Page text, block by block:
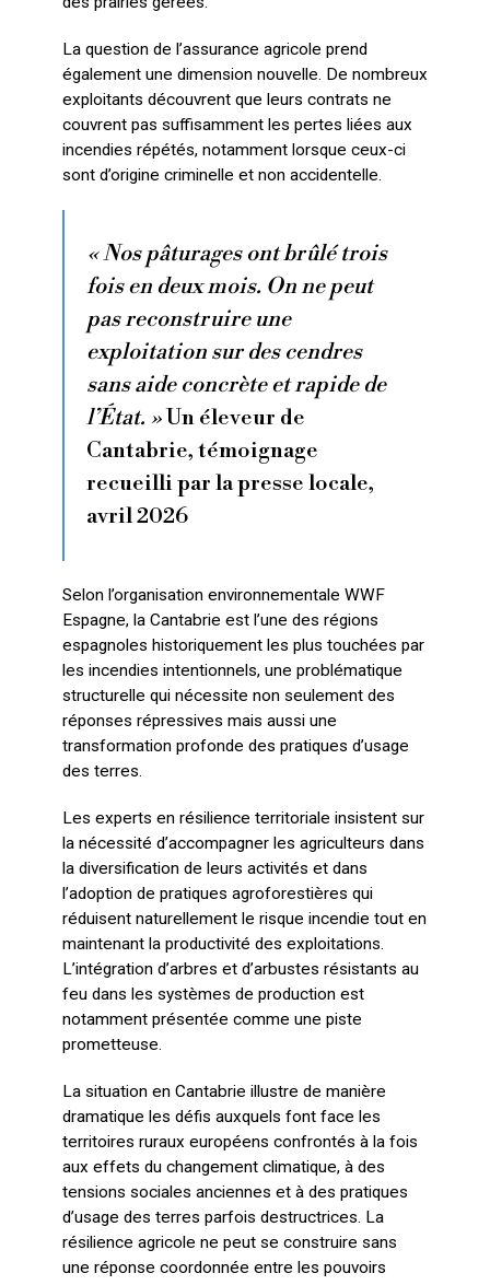
La question de l’assurance agricole prend
également une dimension nouvelle. De nombreux
exploitants découvrent que leurs contrats ne
couvrent pas suffisamment les pertes liées aux
incendies répétés, notamment lorsque ceux-ci
sont d’origine criminelle et non accidentelle.
« Nos pâturages ont brûlé trois
fois en deux mois. On ne peut
pas reconstruire une
exploitation sur des cendres
sans aide concrète et rapide de
l’État. »Un éleveur de
Cantabrie, témoignage
recueilli par la presse locale,
avril 2026
Selon l’organisation environnementale WWF
Espagne, la Cantabrie est l’une des régions
espagnoles historiquement les plus touchées par
les incendies intentionnels, une problématique
structurelle qui nécessite non seulement des
réponses répressives mais aussi une
transformation profonde des pratiques d’usage
des terres.
Les experts en résilience territoriale insistent sur
la nécessité d’accompagner les agriculteurs dans
la diversification de leurs activités et dans
l’adoption de pratiques agroforestières qui
réduisent naturellement le risque incendie tout en
maintenant la productivité des exploitations.
L’intégration d’arbres et d’arbustes résistants au
feu dans les systèmes de production est
notamment présentée comme une piste
prometteuse.
La situation en Cantabrie illustre de manière
dramatique les défis auxquels font face les
territoires ruraux européens confrontés à la fois
aux effets du changement climatique, à des
tensions sociales anciennes et à des pratiques
d’usage des terres parfois destructrices. La
résilience agricole ne peut se construire sans
une réponse coordonnée entre les pouvoirs